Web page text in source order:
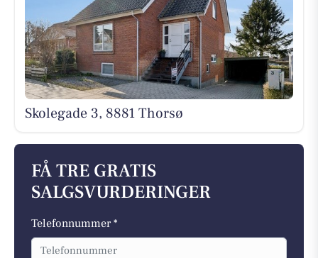
Skolegade 3, 8881 Thorsø
FÅ TRE GRATIS
SALGSVURDERINGER
Telefonnummer *